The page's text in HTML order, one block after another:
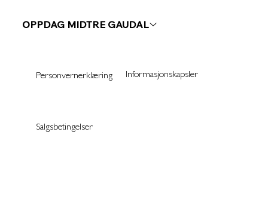
Personvernerklæring Informasjonskapsler
Salgsbetingelser
OPPDAG MIDTRE GAUDAL